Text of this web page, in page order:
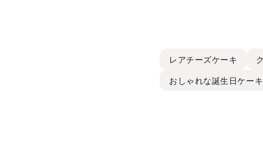
レアチーズケーキ
おしゃれな誕生日ケーキ